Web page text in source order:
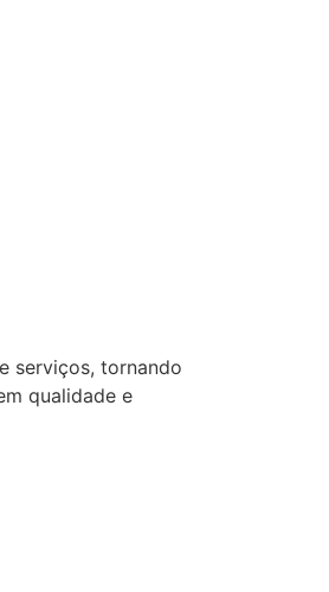
serviços, tornando
qualidade e